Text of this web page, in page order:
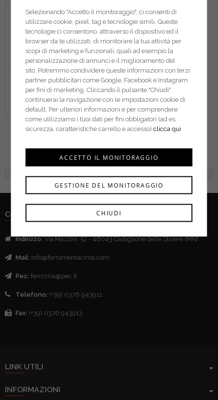
Fami contenitore in
FAXPBC001A05401
CONTATTI
Indirizzo:Via Mazzini, 52 - 46043 Castiglione delle Stivere (MN)
Mail: info@ferramentacima.com
Pec: ferrcima@pec.it
Telefono: (+39) 0376 943911
Fax: (+39) 0376 943913
LINK UTILI
INFORMAZIONI
Selezionando "Accetto il monitoraggio", ci consenti di
utilizzare cookie, pixel, tag e tecnologie simili. Queste
tecnologie ci consentono, attraverso il dispositivo ed il
browser da te utilizzati, di monitorare la tua attività per
scopi di marketing e funzionali, quali ad esempio la
personalizzazione di annunci e il miglioramento del
sito. Potremmo condividere queste informazioni con terzi:
partner pubblicitari come Google, Facebook e Instagram
per fini di marketing. Cliccando il pulsante "Chiudi"
continuerai la navigazione con le impostazioni cookie di
default. Per ulteriori informazioni e per comprendere
come utilizziamo i tuoi dati per fini obbligatori (ad es.
sicurezza, caratteristiche carrello e accesso)clicca qui
CHIUDI
GESTIONE DEL MONITORAGGIO
ACCETTO IL MONITORAGGIO